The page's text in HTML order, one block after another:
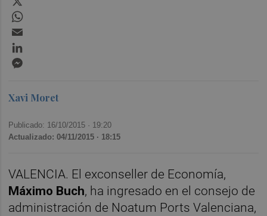
Xavi Moret
Publicado: 16/10/2015 · 19:20
Actualizado: 04/11/2015 · 18:15
VALENCIA. El exconseller de Economía,
Máximo Buch, ha ingresado en el consejo de
administración de Noatum Ports Valenciana,